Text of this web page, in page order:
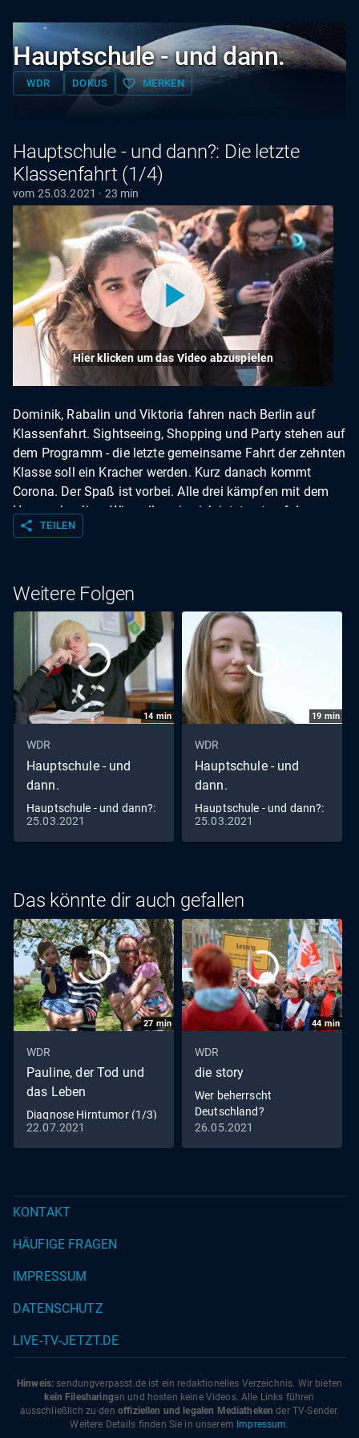
Hauptschule - und dann.
WDR DOKUS favorite_border MERKEN
Hauptschule - und dann?: Die letzte
Klassenfahrt (1/4)
vom 25.03.2021 · 23 min
Hier klicken um das Video abzuspielen
Dominik, Rabalin und Viktoria fahren nach Berlin auf
Klassenfahrt. Sightseeing, Shopping und Party stehen auf
dem Programm - die letzte gemeinsame Fahrt der zehnten
Klasse soll ein Kracher werden. Kurz danach kommt
Corona. Der Spaß ist vorbei. Alle drei kämpfen mit dem
Homeschooling. Wie sollen sie sich jetzt gut auf den
Schulabschluss vorbereiten?
share TEILEN
Weitere Folgen
14 min
WDR
Hauptschule - und
dann.
Hauptschule - und dann?:
Abschlussprüfungen (2/4)
25.03.2021
19 min
WDR
Hauptschule - und
dann.
Hauptschule - und dann?:
Zittern um die Zeugnisse
(3/4)
25.03.2021
Das könnte dir auch gefallen
27 min
WDR
Pauline, der Tod und
das Leben
Diagnose Hirntumor (1/3)
22.07.2021
44min
WDR
die story
Wer beherrscht
Deutschland?
26.05.2021
KONTAKT
HÄUFIGE FRAGEN
IMPRESSUM
DATENSCHUTZ
LIVE-TV-JETZT.DE
Hinweis: sendungverpasst.de ist ein redaktionelles Verzeichnis. Wir bieten
kein Filesharingan und hosten keine Videos. Alle Links führen
ausschließlich zu den offiziellen und legalen Mediatheken der TV-Sender.
Weitere Details finden Sie in unserem Impressum.